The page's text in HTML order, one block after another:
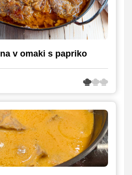
v omaki s papriko